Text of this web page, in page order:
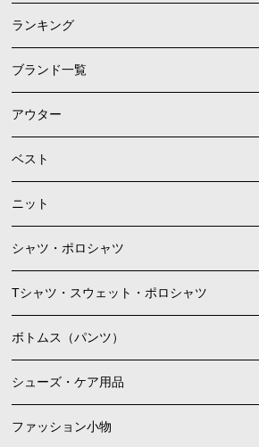
ランキング
ブランド一覧
アウター
ベスト
ニット
シャツ・ポロシャツ
Tシャツ・スウェット・ポロシャツ
ボトムス（パンツ）
シューズ・ケア用品
ファッション小物